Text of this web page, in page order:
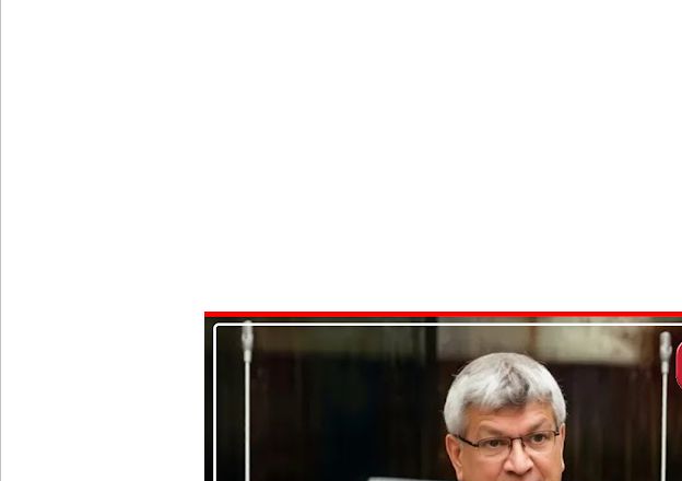
நாடாளுமன்ற உறுப்பினர்களின் சம்பளம் உயர்த்தப்படவில்லை: எரிபொருள்